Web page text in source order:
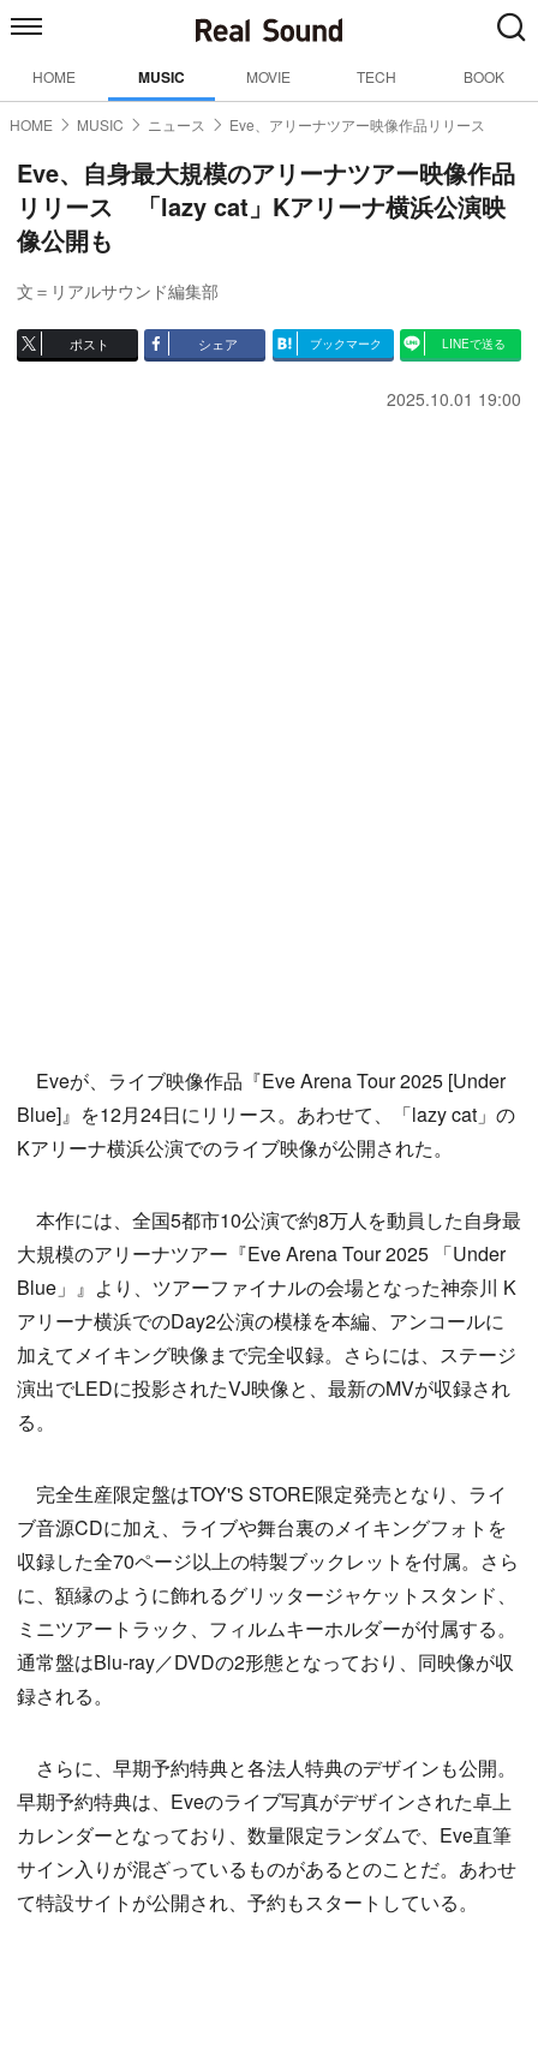
HOME MUSIC MOVIE TECH BOOK
HOME MUSIC ニュース Eve、アリーナツアー映像作品リリース
Eve、自身最大規模のアリーナツアー映像作品
リリース 「lazy cat」Kアリーナ横浜公演映
像公開も
文＝リアルサウンド編集部
ポスト シェア ブックマーク LINEで送る
2025.10.01 19:00
Eveが、ライブ映像作品『Eve Arena Tour 2025 [Under
Blue]』を12月24日にリリース。あわせて、「lazy cat」の
Kアリーナ横浜公演でのライブ映像が公開された。
本作には、全国5都市10公演で約8万人を動員した自身最
大規模のアリーナツアー『Eve Arena Tour 2025 「Under
Blue」』より、ツアーファイナルの会場となった神奈川 K
アリーナ横浜でのDay2公演の模様を本編、アンコールに
加えてメイキング映像まで完全収録。さらには、ステージ
演出でLEDに投影されたVJ映像と、最新のMVが収録され
る。
完全生産限定盤はTOY'S STORE限定発売となり、ライ
ブ音源CDに加え、ライブや舞台裏のメイキングフォトを
収録した全70ページ以上の特製ブックレットを付属。さら
に、額縁のように飾れるグリッタージャケットスタンド、
ミニツアートラック、フィルムキーホルダーが付属する。
通常盤はBlu-ray／DVDの2形態となっており、同映像が収
録される。
さらに、早期予約特典と各法人特典のデザインも公開。
早期予約特典は、Eveのライブ写真がデザインされた卓上
カレンダーとなっており、数量限定ランダムで、Eve直筆
サイン入りが混ざっているものがあるとのことだ。あわせ
て特設サイトが公開され、予約もスタートしている。